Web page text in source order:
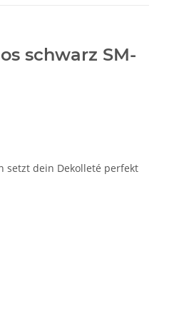
schwarz SM-
setzt dein Dekolleté perfekt